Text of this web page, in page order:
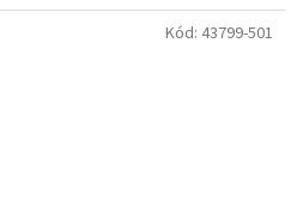
Kód: 43799-501